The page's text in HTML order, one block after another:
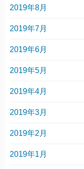
2019年8月
2019年7月
2019年6月
2019年5月
2019年4月
2019年3月
2019年2月
2019年1月